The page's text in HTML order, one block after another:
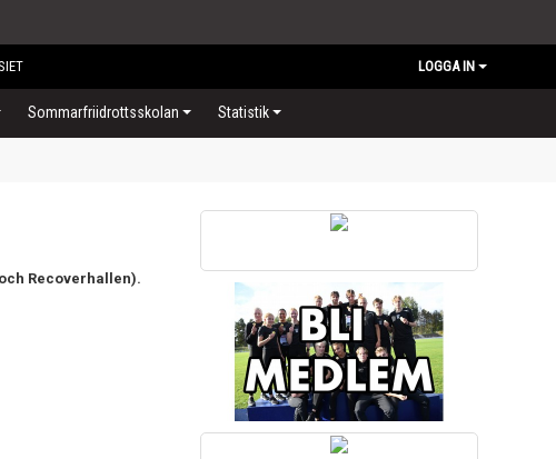
LOGGA IN
Sommarfriidrottsskolan Statistik
Recoverhallen).